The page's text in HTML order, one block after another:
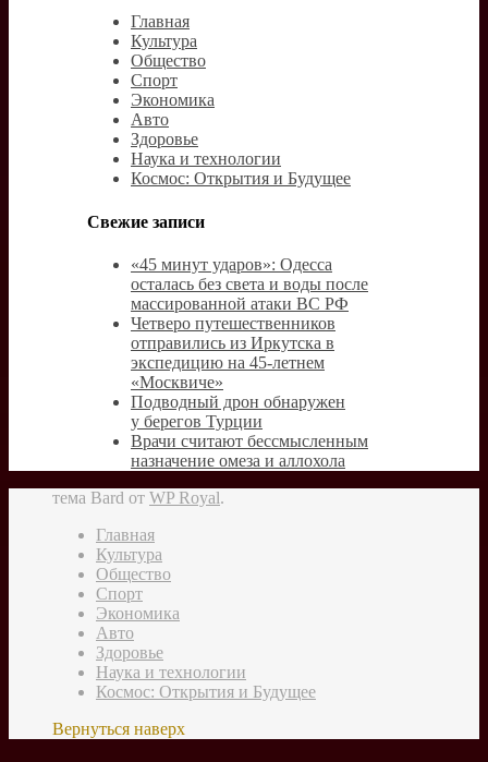
Главная
Культура
Общество
Спорт
Экономика
Авто
Здоровье
Наука и технологии
Космос: Открытия и Будущее
Свежие записи
«45 минут ударов»: Одесса
осталась без света и воды после
массированной атаки ВС РФ
Четверо путешественников
отправились из Иркутска в
экспедицию на 45-летнем
«Москвиче»
Подводный дрон обнаружен
у берегов Турции
Врачи считают бессмысленным
назначение омеза и аллохола
тема Bard от WP Royal.
Главная
Культура
Общество
Спорт
Экономика
Авто
Здоровье
Наука и технологии
Космос: Открытия и Будущее
Вернуться наверх